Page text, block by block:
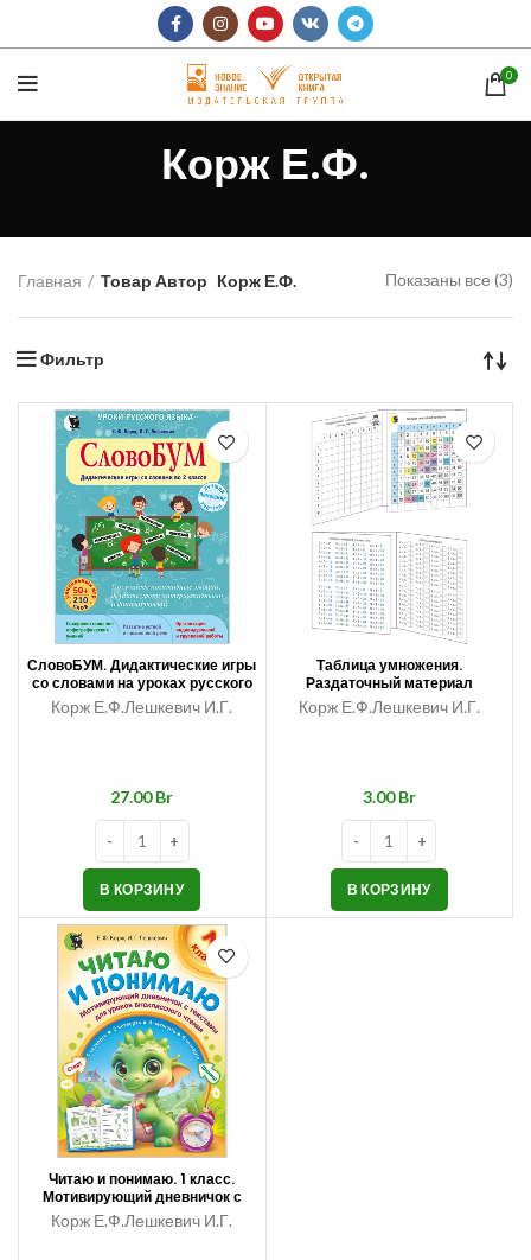
0
Корж Е.Ф.
Главная Товар Автор Корж Е.Ф. Показаны все (3)
Фильтр
СловоБУМ. Дидактические игры
со словами на уроках русского
языка во 2 классе
Корж Е.Ф.Лешкевич И.Г.
Br
В КОРЗИНУ
Таблица умножения.
Раздаточный материал
Корж Е.Ф.Лешкевич И.Г.
Br
В КОРЗИНУ
Читаю и понимаю. 1 класс.
Мотивирующий дневничок с
текстами для уроков
внеклассного чтения
Корж Е.Ф.Лешкевич И.Г.